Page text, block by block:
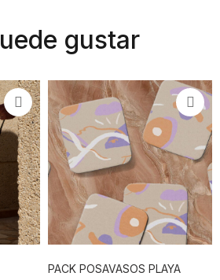
gustar
PACK POSAVASOS PLAYA